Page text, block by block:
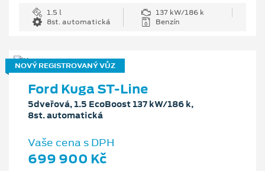
1.5 l
137 kW/186 k
8st. automatická
Benzín
NOVÝ REGISTROVANÝ VŮZ
Ford Kuga ST-Line
5dveřová, 1.5 EcoBoost 137 kW/186 k,
8st. automatická
Vaše cena s DPH
699 900 Kč